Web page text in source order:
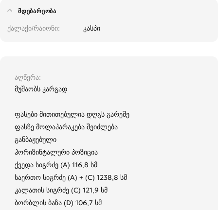
ᲛᲓᲔᲑᲐᲠᲔᲝᲑᲐ
ქალაქი/რაიონი კასპი
აღწერა
მუშაობს კარგად
ფასები მითითებულია დღგს გარეშე
ფასზე მოლაპარაკება შეიძლება
განბაჟებული
ჰორიზინტალური პოზიცია
ქვედა სიგრძე (A) 116,8 სმ
საერთო სიგრძე (A) + (C) 1238,8 სმ
კალათის სიგრძე (C) 121,9 სმ
ბორბლის ბაზა (D) 106,7 სმ